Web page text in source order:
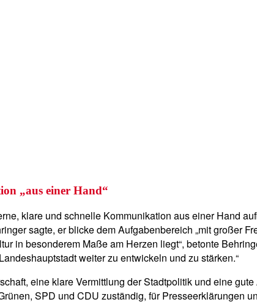
„aus einer Hand“
klare und schnelle Kommunikation aus einer Hand
sagte, er blicke dem Aufgabenbereich „mit großer
in besonderem Maße am Herzen liegt“, betonte
weiter zu entwickeln und zu stärken.“
eine klare Vermittlung der Stadtpolitik und eine
SPD und CDU zuständig, für Presseerklärungen